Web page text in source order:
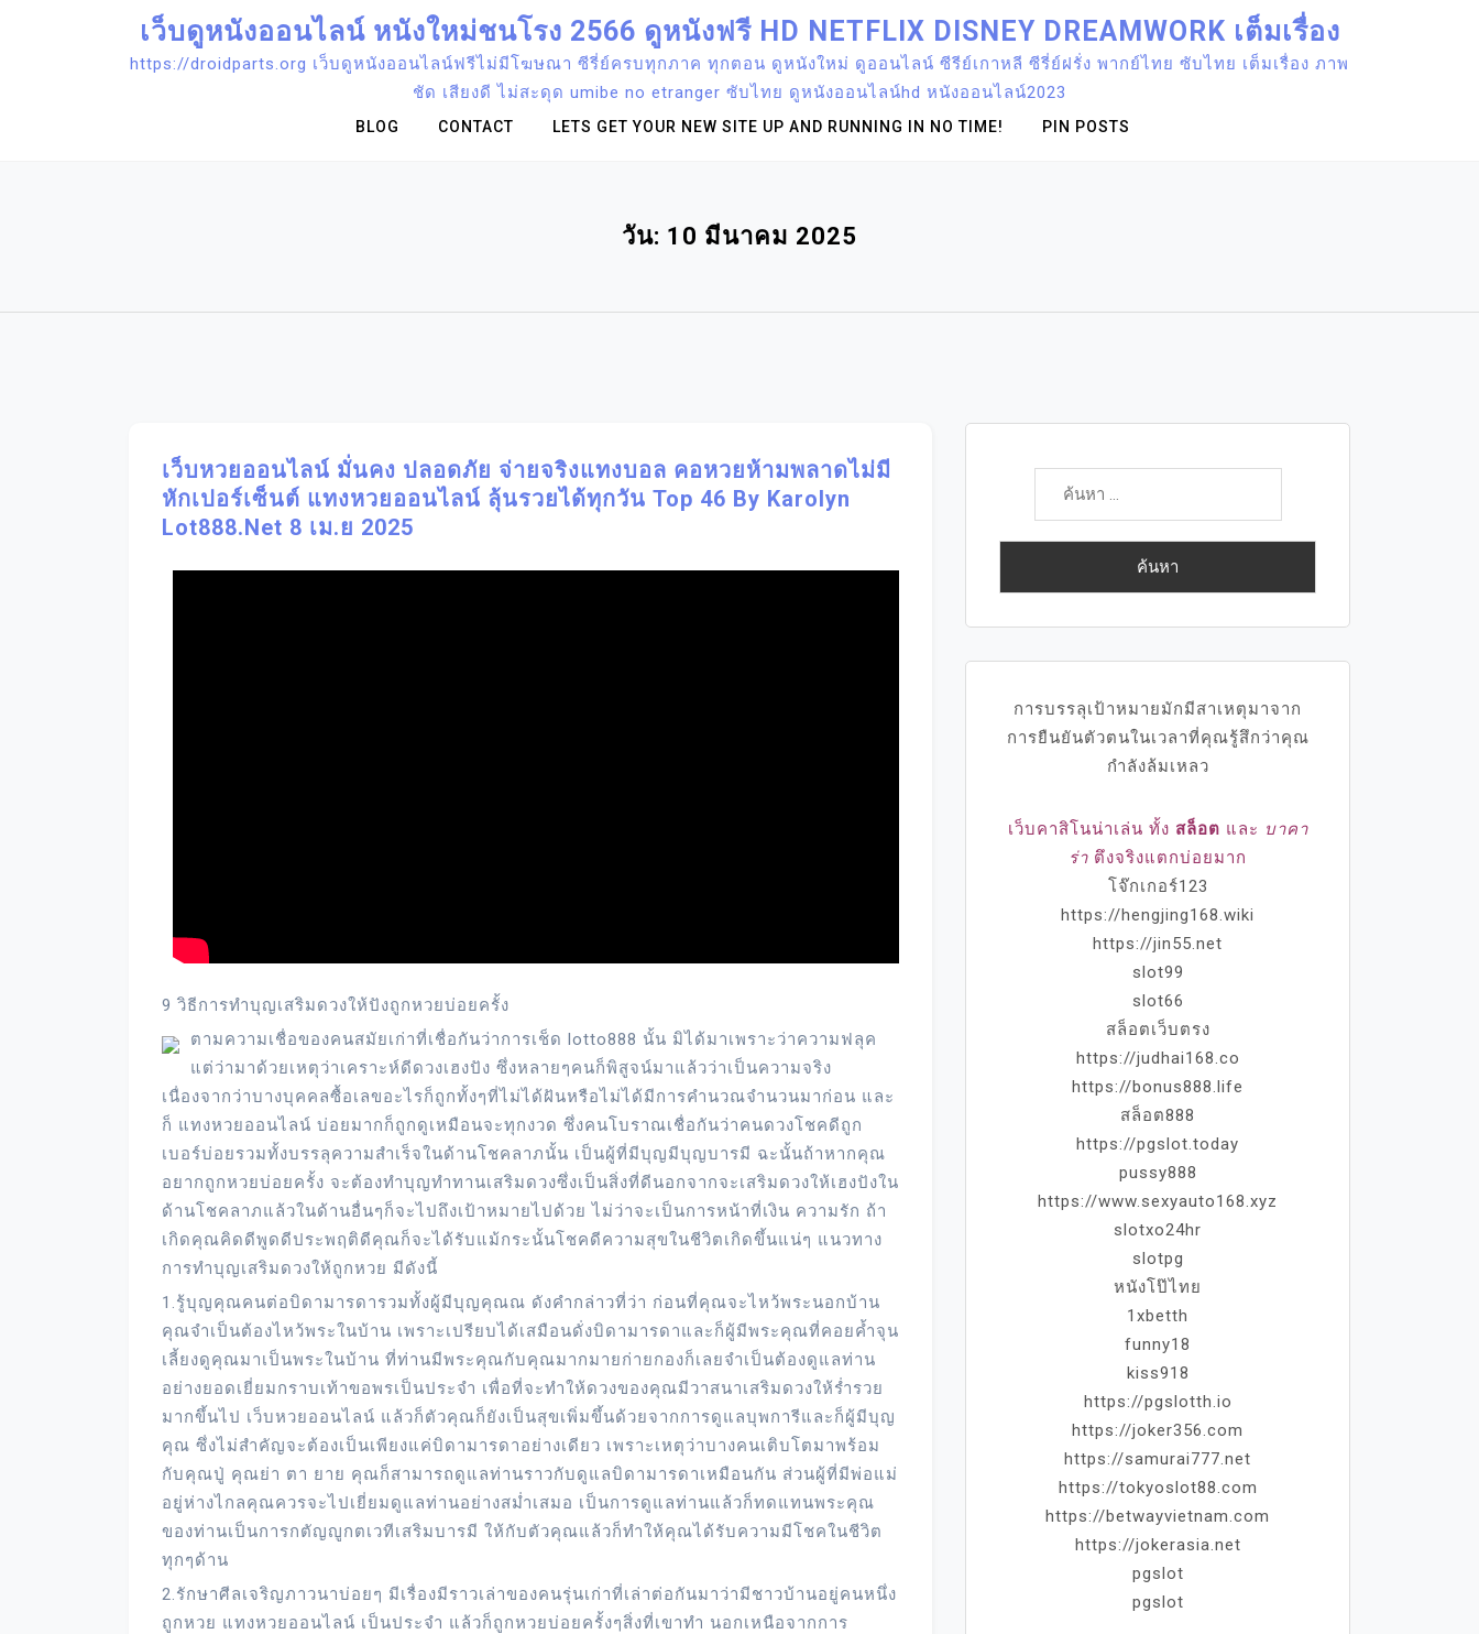
เว็บดูหนังออนไลน์ หนังใหม่ชนโรง 2566 ดูหนังฟรี HD NETFLIX DISNEY DREAMWORK เต็มเรื่อง
https://droidparts.org เว็บดูหนังออนไลน์ฟรีไม่มีโฆษณา ซีรี่ย์ครบทุกภาค ทุกตอน ดูหนังใหม่ ดูออนไลน์ ซีรีย์เกาหลี ซีรี่ย์ฝรั่ง พากย์ไทย ซับไทย เต็มเรื่อง ภาพ
ชัด เสียงดี ไม่สะดุด umibe no etranger ซับไทย ดูหนังออนไลน์hd หนังออนไลน์2023
BLOG CONTACT LETS GET YOUR NEW SITE UP AND RUNNING IN NO TIME! PIN POSTS
วัน: 10 มีนาคม 2025
เว็บหวยออนไลน์ มั่นคง ปลอดภัย จ่ายจริงแทงบอล คอหวยห้ามพลาดไม่มี
หักเปอร์เซ็นต์ แทงหวยออนไลน์ ลุ้นรวยได้ทุกวัน Top 46 By Karolyn
Lot888.net 8 เม.ย 2025
9 วิธีการทำบุญเสริมดวงให้ปังถูกหวยบ่อยครั้ง
ตามความเชื่อของคนสมัยเก่าที่เชื่อกันว่าการเช็ด lotto888 นั้น มิได้มาเพราะว่าความฟลุค
แต่ว่ามาด้วยเหตุว่าเคราะห์ดีดวงเฮงปัง ซึ่งหลายๆคนก็พิสูจน์มาแล้วว่าเป็นความจริง
เนื่องจากว่าบางบุคคลซื้อเลขอะไรก็ถูกทั้งๆที่ไม่ได้ฝันหรือไม่ได้มีการคำนวณจำนวนมาก่อน และ
ก็ แทงหวยออนไลน์ บ่อยมากก็ถูกดูเหมือนจะทุกงวด ซึ่งคนโบราณเชื่อกันว่าคนดวงโชคดีถูก
เบอร์บ่อยรวมทั้งบรรลุความสำเร็จในด้านโชคลาภนั้น เป็นผู้ที่มีบุญมีบุญบารมี ฉะนั้นถ้าหากคุณ
อยากถูกหวยบ่อยครั้ง จะต้องทำบุญทำทานเสริมดวงซึ่งเป็นสิ่งที่ดีนอกจากจะเสริมดวงให้เฮงปังใน
ด้านโชคลาภแล้วในด้านอื่นๆก็จะไปถึงเป้าหมายไปด้วย ไม่ว่าจะเป็นการหน้าที่เงิน ความรัก ถ้า
เกิดคุณคิดดีพูดดีประพฤติดีคุณก็จะได้รับแม้กระนั้นโชคดีความสุขในชีวิตเกิดขึ้นแน่ๆ แนวทาง
การทำบุญเสริมดวงให้ถูกหวย มีดังนี้
1.รู้บุญคุณคนต่อบิดามารดารวมทั้งผู้มีบุญคุณณ ดังคำกล่าวที่ว่า ก่อนที่คุณจะไหว้พระนอกบ้าน
คุณจำเป็นต้องไหว้พระในบ้าน เพราะเปรียบได้เสมือนดั่งบิดามารดาและก็ผู้มีพระคุณที่คอยค้ำจุน
เลี้ยงดูคุณมาเป็นพระในบ้าน ที่ท่านมีพระคุณกับคุณมากมายก่ายกองก็เลยจำเป็นต้องดูแลท่าน
อย่างยอดเยี่ยมกราบเท้าขอพรเป็นประจำ เพื่อที่จะทำให้ดวงของคุณมีวาสนาเสริมดวงให้ร่ำรวย
มากขึ้นไป เว็บหวยออนไลน์ แล้วก็ตัวคุณก็ยังเป็นสุขเพิ่มขึ้นด้วยจากการดูแลบุพการีและก็ผู้มีบุญ
คุณ ซึ่งไม่สำคัญจะต้องเป็นเพียงแค่บิดามารดาอย่างเดียว เพราะเหตุว่าบางคนเติบโตมาพร้อม
กับคุณปู่ คุณย่า ตา ยาย คุณก็สามารถดูแลท่านราวกับดูแลบิดามารดาเหมือนกัน ส่วนผู้ที่มีพ่อแม่
อยู่ห่างไกลคุณควรจะไปเยี่ยมดูแลท่านอย่างสม่ำเสมอ เป็นการดูแลท่านแล้วก็ทดแทนพระคุณ
ของท่านเป็นการกตัญญูกตเวทีเสริมบารมี ให้กับตัวคุณแล้วก็ทำให้คุณได้รับความมีโชคในชีวิต
ทุกๆด้าน
2.รักษาศีลเจริญภาวนาบ่อยๆ มีเรื่องมีราวเล่าของคนรุ่นเก่าที่เล่าต่อกันมาว่ามีชาวบ้านอยู่คนหนึ่ง
ถูกหวย แทงหวยออนไลน์ เป็นประจำ แล้วก็ถูกหวยบ่อยครั้งๆสิ่งที่เขาทำ นอกเหนือจากการ
ค้นหา
สำหรับ:
การบรรลุเป้าหมายมักมีสาเหตุมาจาก
การยืนยันตัวตนในเวลาที่คุณรู้สึกว่าคุณ
กำลังล้มเหลว
เว็บคาสิโนน่าเล่น ทั้ง สล็อต และ บาคา
ร่า ตึงจริงแตกบ่อยมาก
โจ๊กเกอร์123
https://hengjing168.wiki
https://jin55.net
slot99
slot66
สล็อตเว็บตรง
https://judhai168.co
https://bonus888.life
สล็อต888
https://pgslot.today
pussy888
https://www.sexyauto168.xyz
slotxo24hr
slotpg
หนังโป๊ไทย
1xbetth
funny18
kiss918
https://pgslotth.io
https://joker356.com
https://samurai777.net
https://tokyoslot88.com
https://betwayvietnam.com
https://jokerasia.net
pgslot
pgslot